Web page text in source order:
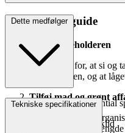
Step-by-step-guide
Klargør beholderen
Sørg for, at si og
bunden, og at
Tilføj mad og grønt
Læg et lag
passende
Dette medfølger
1 x Organko Essential
1 x 1 kg Bokashi klid
Tekniske specifikationer